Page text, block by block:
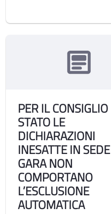
PER IL
STATO LE
DICHIARAZIONI
INESATTE IN
GARA NON
COMPORTANO
L’ESCLUSIONE
AUTOMATICA